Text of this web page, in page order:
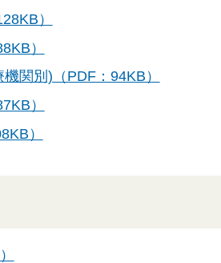
）
）
関別)（PDF：94KB）
）
）